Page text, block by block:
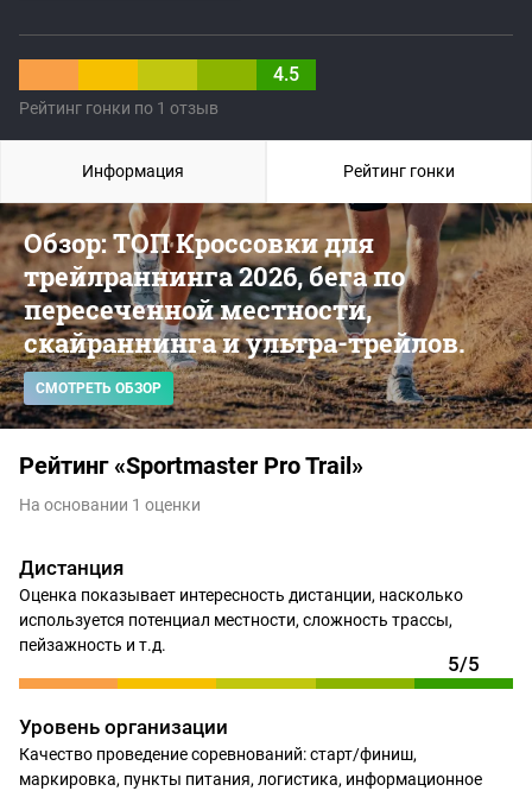
4.5
Рейтинг гонки по 1 отзыв
Обзор: ТОП Кроссовки для
трейлраннинга 2026, бега по
пересеченной местности,
скайраннинга и ультра-трейлов.
СМОТРЕТЬ ОБЗОР
Рейтинг «Sportmaster Pro Trail»
На основании 1 оценки
Дистанция
Оценка показывает интересность дистанции, насколько
используется потенциал местности, сложность трассы,
пейзажность и т.д.
5/5
Уровень организации
Качество проведение соревнований: старт/финиш,
маркировка, пункты питания, логистика, информационное
Информация Рейтинг гонки